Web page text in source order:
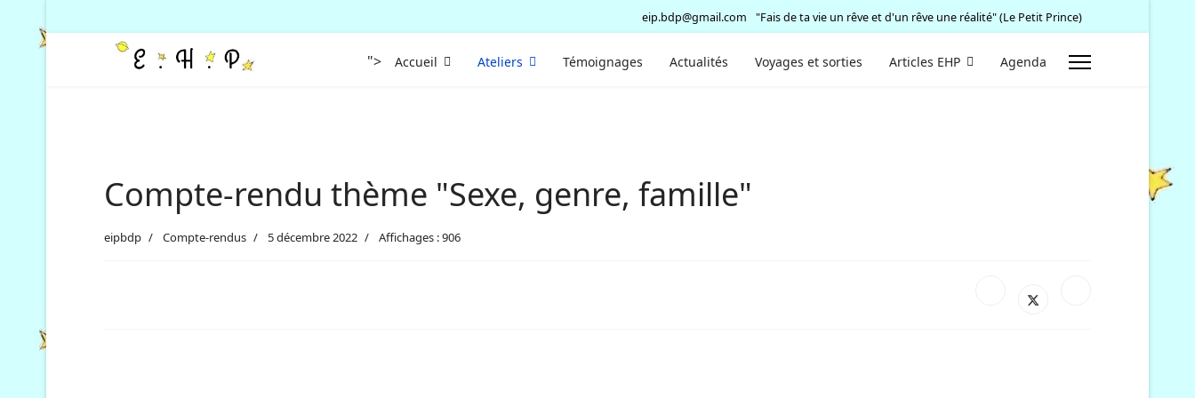
eip.bdp@gmail.com "Fais de ta vie un rêve et d'un rêve une réalité" (Le Petit Prince)
"> Accueil Ateliers Témoignages Actualités Voyages et sorties Articles EHP Agenda
Compte-rendu thème "Sexe, genre, famille"
eipbdp Compte-rendus 5 décembre 2022 Affichages : 906